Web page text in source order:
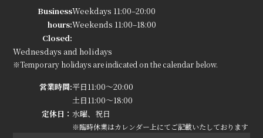
Business
hours:
Weekdays 11:00–20:00
Weekends 11:00–18:00
Closed:
Wednesdays and holidays
※Temporary holidays are indicated on the calendar below.
営業時間:平日11:00～20:00
土日11:00～18:00
定休日：水曜、祝日
※臨時休業はカレンダー上にてご記載いたしております